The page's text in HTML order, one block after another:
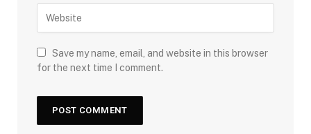
Save my name, email, and website in this browser
for the next time I comment.